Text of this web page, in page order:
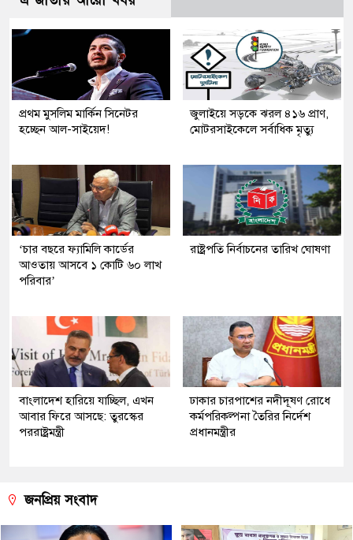
প্রথম মুসলিম মার্কিন সিনেটর
হচ্ছেন আল-সাইয়েদ!
জুলাইয়ে সড়কে ঝরল ৪১৬ প্রাণ,
মোটরসাইকেলে সর্বাধিক মৃত্যু
‘চার বছরে ফ্যামিলি কার্ডের
আওতায় আসবে ১ কোটি ৬০ লাখ
পরিবার’
রাষ্ট্রপতি নির্বাচনের তারিখ ঘোষণা
বাংলাদেশ হারিয়ে যাচ্ছিল, এখন
আবার ফিরে আসছে: তুরস্কের
পররাষ্ট্রমন্ত্রী
ঢাকার চারপাশের নদীদূষণ রোধে
কর্মপরিকল্পনা তৈরির নির্দেশ
প্রধানমন্ত্রীর
জনপ্রিয় সংবাদ